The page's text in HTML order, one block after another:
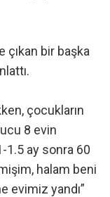
çıkan bir başka
çocukların
8 evin
1.5 ay sonra 60
halam beni
evimiz yandı”